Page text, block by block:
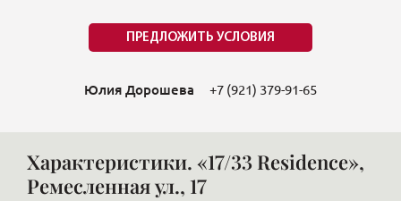
ПРЕДЛОЖИТЬ УСЛОВИЯ
Юлия Дорошева +7 (921) 379-91-65
Характеристики. «17/33 Residence»,
Ремесленная ул., 17